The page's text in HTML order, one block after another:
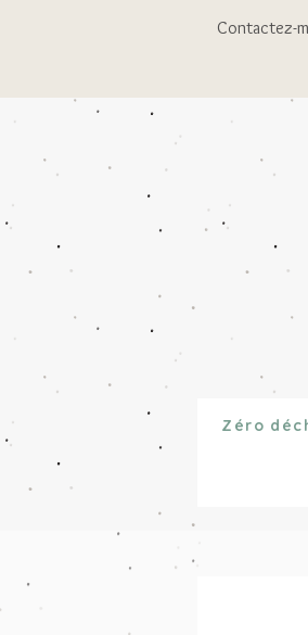
Contactez-
Zéro